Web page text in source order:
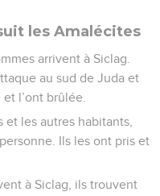
les Amalécites
arrivent à Siclag.
au sud de Juda et
l’ont brûlée.
les autres habitants,
Ils les ont pris et
à Siclag, ils trouvent